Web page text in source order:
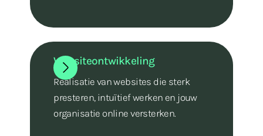
Websiteontwikkeling
Realisatie van websites die sterk
presteren, intuïtief werken en jouw
organisatie online versterken.